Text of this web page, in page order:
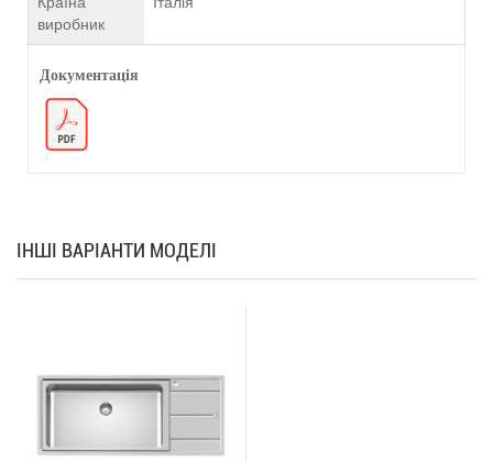
виробник
Документація
ІНШІ ВАРІАНТИ МОДЕЛІ